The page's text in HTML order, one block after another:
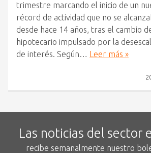
trimestre marcando el inicio de un
récord de actividad que no se
desde hace 14 años, tras el cambio
hipotecario impulsado por la
de interés. Según… Leer más »
Las noticias del sector
recibe semanalmente nuestro